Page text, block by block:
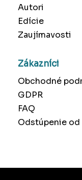
Autori
Edície
Zaujímavosti
Zákazníci
Obchodné
GDPR
FAQ
Odstúpenie od